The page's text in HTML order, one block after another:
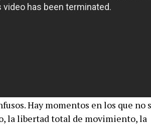
Hay momentos en los que no
la libertad total de movimiento, la